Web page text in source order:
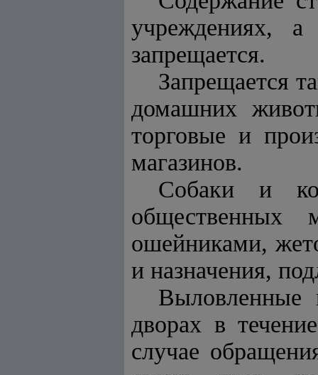
учреждениях,
запрещается.
Запрещается
домашних
торговые и
магазинов.
Собаки и
общественных
ошейниками,
и назначения,
Выловленные
дворах в
случае